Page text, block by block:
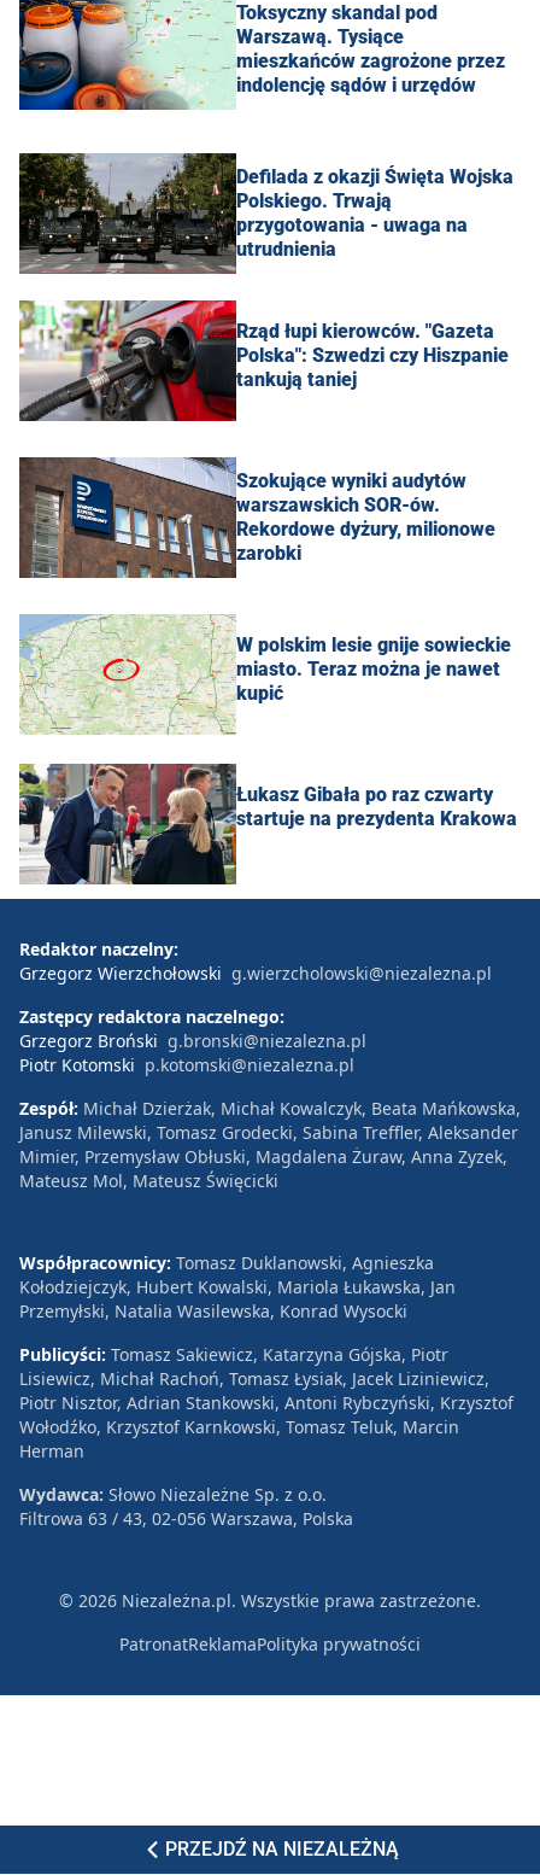
Toksyczny skandal pod
Warszawą. Tysiące
mieszkańców zagrożone przez
indolencję sądów i urzędów
Defilada z okazji Święta Wojska
Polskiego. Trwają
przygotowania - uwaga na
utrudnienia
Rząd łupi kierowców. "Gazeta
Polska": Szwedzi czy Hiszpanie
tankują taniej
Szokujące wyniki audytów
warszawskich SOR-ów.
Rekordowe dyżury, milionowe
zarobki
W polskim lesie gnije sowieckie
miasto. Teraz można je nawet
kupić
Łukasz Gibała po raz czwarty
startuje na prezydenta Krakowa
PRZEJDŹ NA NIEZALEŻNĄ
Redaktor naczelny:
Grzegorz Wierzchołowski g.wierzcholowski@niezalezna.pl
Zastępcy redaktora naczelnego:
Grzegorz Broński g.bronski@niezalezna.pl
Piotr Kotomski p.kotomski@niezalezna.pl
Zespół: Michał Dzierżak, Michał Kowalczyk, Beata Mańkowska,
Janusz Milewski, Tomasz Grodecki, Sabina Treffler, Aleksander
Mimier, Przemysław Obłuski, Magdalena Żuraw, Anna Zyzek,
Mateusz Mol, Mateusz Święcicki
Współpracownicy: Tomasz Duklanowski, Agnieszka
Kołodziejczyk, Hubert Kowalski, Mariola Łukawska, Jan
Przemyłski, Natalia Wasilewska, Konrad Wysocki
Publicyści: Tomasz Sakiewicz, Katarzyna Gójska, Piotr
Lisiewicz, Michał Rachoń, Tomasz Łysiak, Jacek Liziniewicz,
Piotr Nisztor, Adrian Stankowski, Antoni Rybczyński, Krzysztof
Wołodźko, Krzysztof Karnkowski, Tomasz Teluk, Marcin
Herman
Wydawca: Słowo Niezależne Sp. z o.o.
Filtrowa 63 / 43, 02-056 Warszawa, Polska
© 2026 Niezależna.pl. Wszystkie prawa zastrzeżone.
PatronatReklamaPolityka prywatności